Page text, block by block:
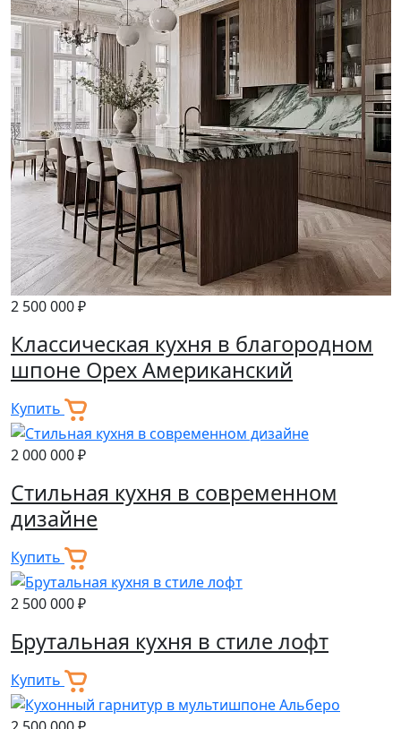
2 500 000 ₽
Классическая кухня в благородном
шпоне Орех Американский
Купить
2 000 000 ₽
Стильная кухня в современном
дизайне
Купить
2 500 000 ₽
Брутальная кухня в стиле лофт
Купить